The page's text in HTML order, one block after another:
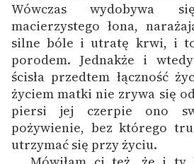
Wówczas wydobywa
macierzystego łona,
silne bóle i utratę krwi, i
porodem. Jednakże i
ścisła przedtem łączność
życiem matki nie zrywa się
piersi jej czerpie ono
pożywienie, bez którego
utrzymać się przy życiu.